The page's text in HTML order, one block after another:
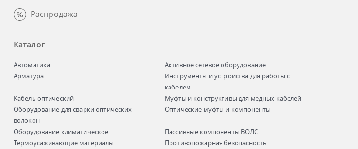
Распродажа
Каталог
Автоматика
Активное сетевое оборудование
Арматура
Инструменты и устройства для работы с
кабелем
Кабель оптический
Муфты и конструктивы для медных кабелей
Оборудование для сварки оптических
волокон
Оптические муфты и компоненты
Оборудование климатическое
Пассивные компоненты ВОЛС
Термоусаживающие материалы
Противопожарная безопасность